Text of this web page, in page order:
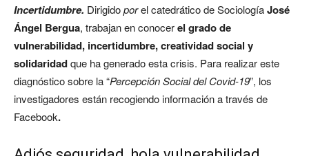
Incertidumbre. Dirigidoporel catedrático de SociologíaJosé
Ángel Bergua, trabajan en conocerel grado de
vulnerabilidad, incertidumbre, creatividad social y
solidaridadque ha generado esta crisis. Para realizar este
diagnóstico sobre la “Percepción Social del Covid-19”, los
investigadores están recogiendo información a través de
Facebook.